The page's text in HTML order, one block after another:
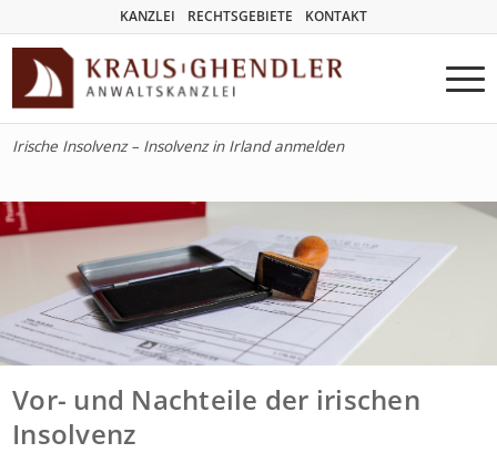
KANZLEI RECHTSGEBIETE KONTAKT
Irische Insolvenz – Insolvenz in Irland anmelden
Vor- und Nachteile der irischen
Insolvenz